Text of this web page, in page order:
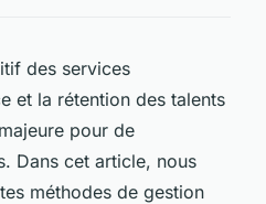
des services
et la rétention des talents
pour de
Dans cet article, nous
méthodes de gestion